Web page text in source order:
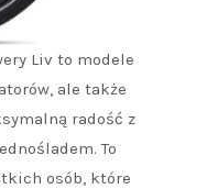
Liv to modele
ale także
radość z
To
osób, które